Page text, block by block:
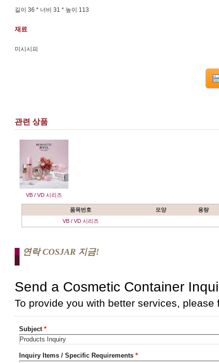
길이 36 * 너비 31 * 높이 113
재료
미시시피
관련 상품
VB / VD 시리즈
품목번호 모양
용량
VB / VD 시리즈
연락 COSJAR 지금!